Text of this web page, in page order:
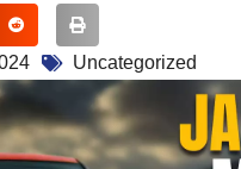
Uncategorized